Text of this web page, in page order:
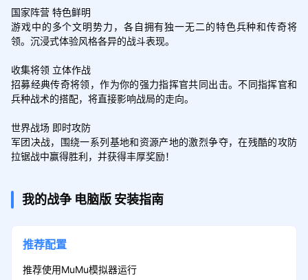
国家阵营 特色鲜明
游戏中的多个文明势力，各自拥有独一无二的特色兵种和传奇将
领。沉浸式体验风格各异的战斗表现。
收集将领 立体作战
招募经典传奇将领，作为你的强力指挥官共同出击。不同指挥官和
兵种战术的搭配，将直接影响战局的走向。
世界战场 即时攻防
军团决战，围绕一系列基地和资源产地的激烈争夺，在残酷的攻防
拉锯战中赢得胜利，并获得丰厚奖励！
我的战争 电脑版 安装指南
推荐配置
推荐使用MuMu模拟器运行